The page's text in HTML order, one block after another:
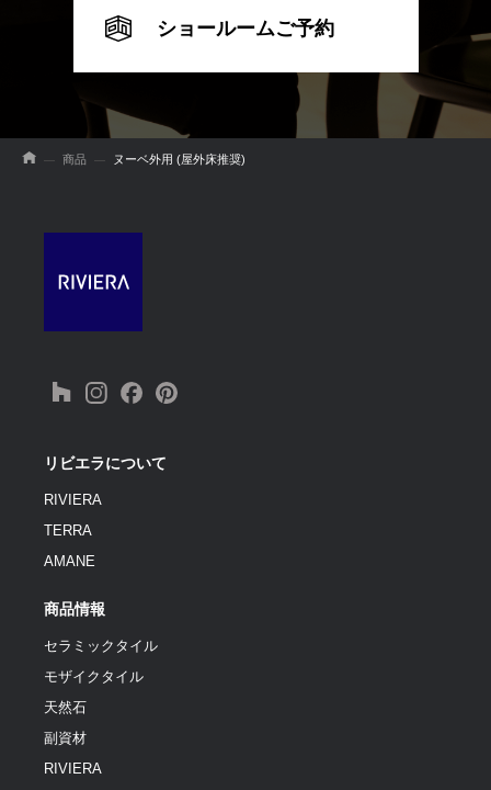
ショールームご予約
商品 ヌーベ外用 (屋外床推奨)
リビエラについて
RIVIERA
TERRA
AMANE
商品情報
セラミックタイル
モザイクタイル
天然石
副資材
RIVIERA